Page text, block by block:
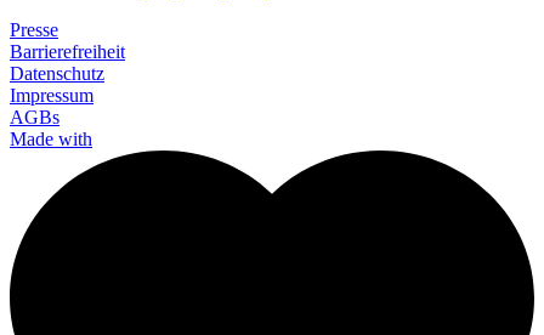
Presse
Barrierefreiheit
Datenschutz
Impressum
AGBs
Made with